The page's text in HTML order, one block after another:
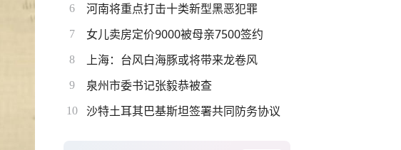
6 河南将重点打击十类新型黑恶犯罪
7 女儿卖房定价9000被母亲7500签约
8 上海：台风白海豚或将带来龙卷风
9 泉州市委书记张毅恭被查
10 沙特土耳其巴基斯坦签署共同防务协议